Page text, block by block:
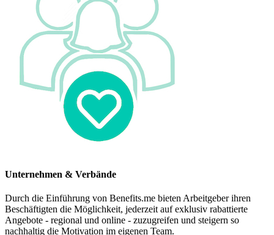
Unternehmen & Verbände
Durch die Einführung von Benefits.me bieten Arbeitgeber ihren
Beschäftigten die Möglichkeit, jederzeit auf exklusiv rabattierte
Angebote - regional und online - zuzugreifen und steigern so
nachhaltig die Motivation im eigenen Team.